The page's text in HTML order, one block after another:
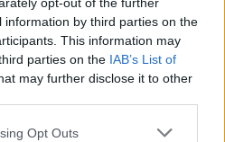
by third parties on the
This information may
parties on the IAB’s List of
may further disclose it to other
app uses one or more Google
Opt Outs
Magyarországon még
rendelkezik a
egy kiugróan drága
ma még bárki
lehet szert tenni egy-
grafikus alkotására. Az
10-ig tekinthető